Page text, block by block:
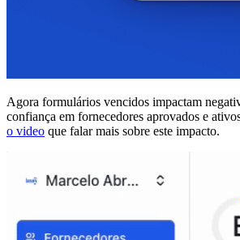
Agora formulários vencidos impactam
confiança em fornecedores aprovados e
o video que falar mais sobre este impacto.